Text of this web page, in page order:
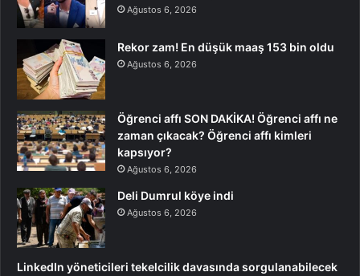
Ağustos 6, 2026
Rekor zam! En düşük maaş 153 bin oldu
Ağustos 6, 2026
Öğrenci affı SON DAKİKA! Öğrenci affı ne
zaman çıkacak? Öğrenci affı kimleri
kapsıyor?
Ağustos 6, 2026
Deli Dumrul köye indi
Ağustos 6, 2026
LinkedIn yöneticileri tekelcilik davasında sorgulanabilecek